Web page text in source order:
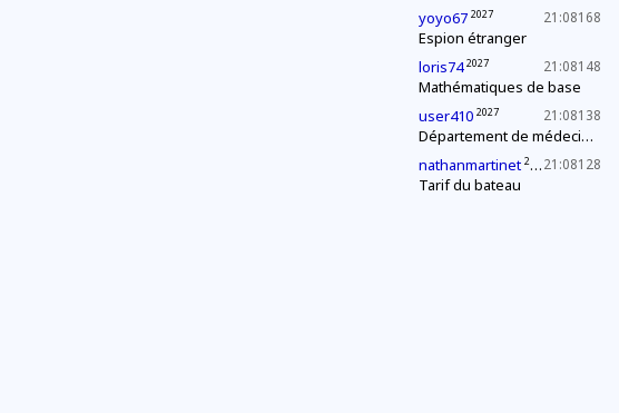
21:08168
yoyo67 2027
Espion étranger
21:08148
loris74 2027
Mathématiques de base
21:08138
user410 2027
Département de médecine : contrôle d'une épidémie
21:08128
nathanmartinet 2027
Tarif du bateau